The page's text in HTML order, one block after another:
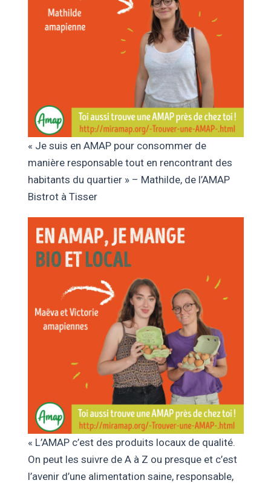
« Je suis en AMAP pour consommer de
manière responsable tout en rencontrant des
habitants du quartier » – Mathilde, de l’AMAP
Bistrot à Tisser
« L’AMAP c’est des produits locaux de qualité.
On peut les suivre de A à Z ou presque et c’est
l’avenir d’une alimentation saine, responsable,